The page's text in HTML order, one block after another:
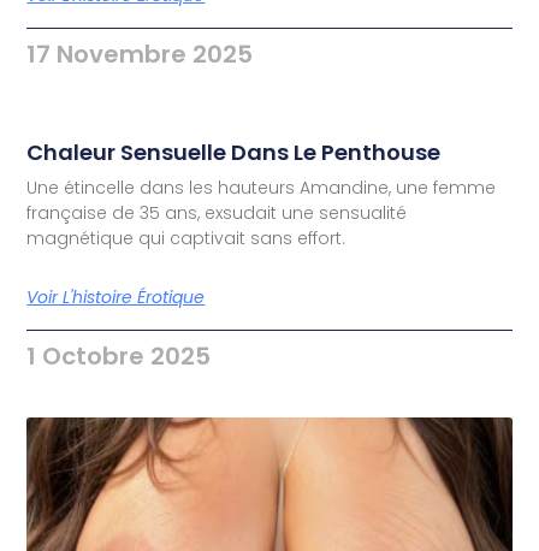
17 Novembre 2025
Chaleur Sensuelle Dans Le Penthouse
Une étincelle dans les hauteurs Amandine, une femme
française de 35 ans, exsudait une sensualité
magnétique qui captivait sans effort.
Voir L'histoire Érotique
1 Octobre 2025